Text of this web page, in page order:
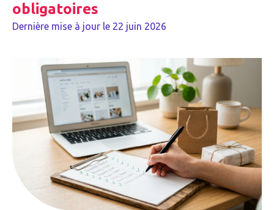
obligatoires
Dernière mise à jour le 22 juin 2026